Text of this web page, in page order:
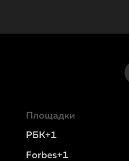
Площадки
РБК+1
Forbes+1